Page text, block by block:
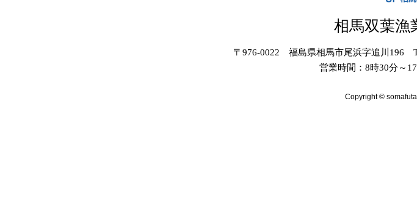
相馬双葉漁
〒976-0022 福島県相馬市尾浜字追川196
営業時間：8時30分～
Copyright ©